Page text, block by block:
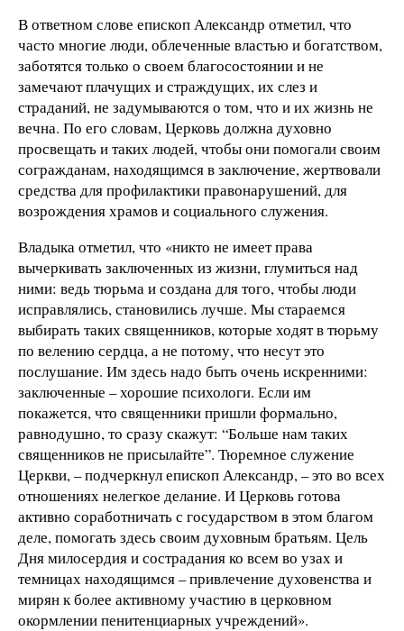
В ответном слове епископ Александр отметил, что
часто многие люди, облеченные властью и богатством,
заботятся только о своем благосостоянии и не
замечают плачущих и страждущих, их слез и
страданий, не задумываются о том, что и их жизнь не
вечна. По его словам, Церковь должна духовно
просвещать и таких людей, чтобы они помогали своим
согражданам, находящимся в заключение, жертвовали
средства для профилактики правонарушений, для
возрождения храмов и социального служения.
Владыка отметил, что «никто не имеет права
вычеркивать заключенных из жизни, глумиться над
ними: ведь тюрьма и создана для того, чтобы люди
исправлялись, становились лучше. Мы стараемся
выбирать таких священников, которые ходят в тюрьму
по велению сердца, а не потому, что несут это
послушание. Им здесь надо быть очень искренними:
заключенные – хорошие психологи. Если им
покажется, что священники пришли формально,
равнодушно, то сразу скажут: “Больше нам таких
священников не присылайте”. Тюремное служение
Церкви, – подчеркнул епископ Александр, – это во всех
отношениях нелегкое делание. И Церковь готова
активно соработничать с государством в этом благом
деле, помогать здесь своим духовным братьям. Цель
Дня милосердия и сострадания ко всем во узах и
темницах находящимся – привлечение духовенства и
мирян к более активному участию в церковном
окормлении пенитенциарных учреждений».